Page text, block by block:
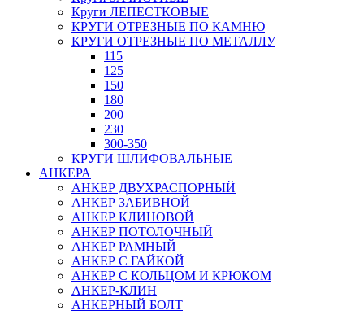
Круги ЛЕПЕСТКОВЫЕ
КРУГИ ОТРЕЗНЫЕ ПО КАМНЮ
КРУГИ ОТРЕЗНЫЕ ПО МЕТАЛЛУ
115
125
150
180
200
230
300-350
КРУГИ ШЛИФОВАЛЬНЫЕ
АНКЕРА
АНКЕР ДВУХРАСПОРНЫЙ
АНКЕР ЗАБИВНОЙ
АНКЕР КЛИНОВОЙ
АНКЕР ПОТОЛОЧНЫЙ
АНКЕР РАМНЫЙ
АНКЕР С ГАЙКОЙ
АНКЕР С КОЛЬЦОМ И КРЮКОМ
АНКЕР-КЛИН
АНКЕРНЫЙ БОЛТ